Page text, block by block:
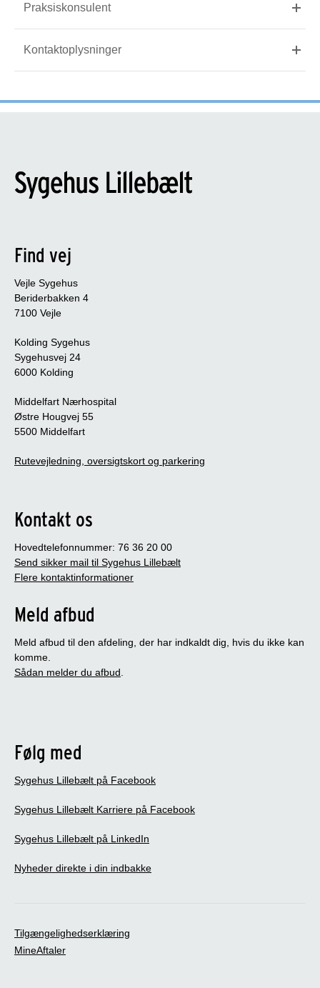
Praksiskonsulent
Kontaktoplysninger
Find vej
Vejle Sygehus
Beriderbakken 4
7100 Vejle
Kolding Sygehus
Sygehusvej 24
6000 Kolding
Middelfart Nærhospital
Østre Hougvej 55
5500 Middelfart
Rutevejledning, oversigtskort og parkering
Kontakt os
Hovedtelefonnummer: 76 36 20 00
Send sikker mail til Sygehus Lillebælt
Flere kontaktinformationer
Meld afbud
Meld afbud til den afdeling, der har indkaldt dig, hvis du ikke kan
komme.
Sådan melder du afbud.
Følg med
Sygehus Lillebælt på Facebook
Sygehus Lillebælt Karriere på Facebook
Sygehus Lillebælt på LinkedIn
Nyheder direkte i din indbakke
Tilgængelighedserklæring
MineAftaler